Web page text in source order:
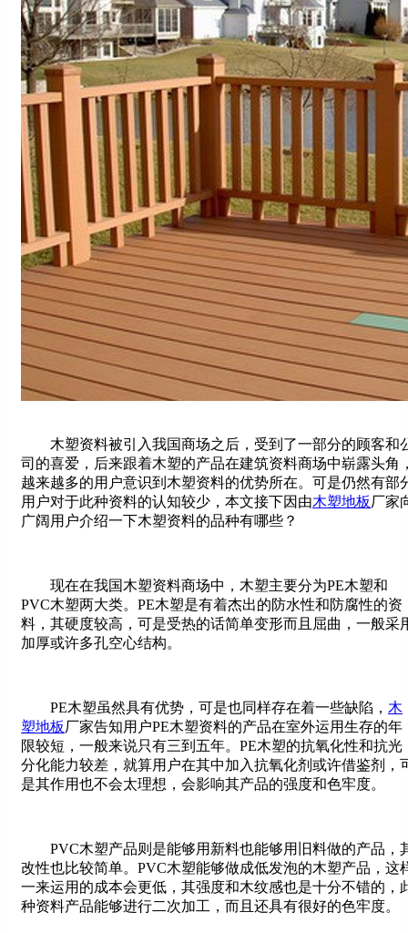
木塑资料被引入我国商场之后，受到了一部分的顾客和
司的喜爱，后来跟着木塑的产品在建筑资料商场中崭露头角
越来越多的用户意识到木塑资料的优势所在。可是仍然有部
用户对于此种资料的认知较少，本文接下因由木塑地板厂家
广阔用户介绍一下木塑资料的品种有哪些？
现在在我国木塑资料商场中，木塑主要分为PE木塑和
PVC木塑两大类。PE木塑是有着杰出的防水性和防腐性的资
料，其硬度较高，可是受热的话简单变形而且屈曲，一般采
加厚或许多孔空心结构。
PE木塑虽然具有优势，可是也同样存在着一些缺陷， 木
塑地板厂家告知用户PE木塑资料的产品在室外运用生存的年
限较短，一般来说只有三到五年。PE木塑的抗氧化性和抗光
分化能力较差，就算用户在其中加入抗氧化剂或许借鉴剂，
是其作用也不会太理想，会影响其产品的强度和色牢度。
PVC木塑产品则是能够用新料也能够用旧料做的产品，
改性也比较简单。PVC木塑能够做成低发泡的木塑产品，这
一来运用的成本会更低，其强度和木纹感也是十分不错的，
种资料产品能够进行二次加工，而且还具有很好的色牢度。